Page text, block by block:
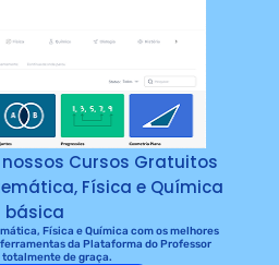
Cursos Gratuitos
Física e Química
básica
Física e Química com os melhores
da Plataforma do Professor
de graça.